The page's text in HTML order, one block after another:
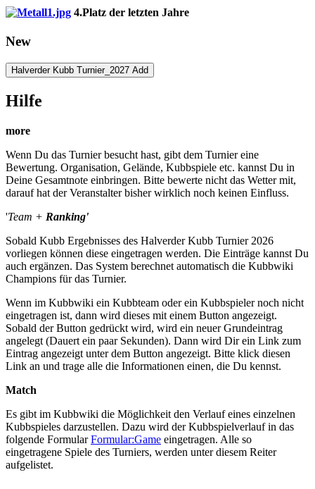
4.Platz der letzten Jahre
New
Halverder Kubb Turnier_2027 Add
Hilfe
more
Wenn Du das Turnier besucht hast, gibt dem Turnier eine
Bewertung. Organisation, Gelände, Kubbspiele etc. kannst Du in
Deine Gesamtnote einbringen. Bitte bewerte nicht das Wetter mit,
darauf hat der Veranstalter bisher wirklich noch keinen Einfluss.
'Team + Ranking'
Sobald Kubb Ergebnisses des Halverder Kubb Turnier 2026
vorliegen können diese eingetragen werden. Die Einträge kannst Du
auch ergänzen. Das System berechnet automatisch die Kubbwiki
Champions für das Turnier.
Wenn im Kubbwiki ein Kubbteam oder ein Kubbspieler noch nicht
eingetragen ist, dann wird dieses mit einem Button angezeigt.
Sobald der Button gedrückt wird, wird ein neuer Grundeintrag
angelegt (Dauert ein paar Sekunden). Dann wird Dir ein Link zum
Eintrag angezeigt unter dem Button angezeigt. Bitte klick diesen
Link an und trage alle die Informationen einen, die Du kennst.
Match
Es gibt im Kubbwiki die Möglichkeit den Verlauf eines einzelnen
Kubbspieles darzustellen. Dazu wird der Kubbspielverlauf in das
folgende FormularFormular:Game eingetragen. Alle so
eingetragene Spiele des Turniers, werden unter diesem Reiter
aufgelistet.